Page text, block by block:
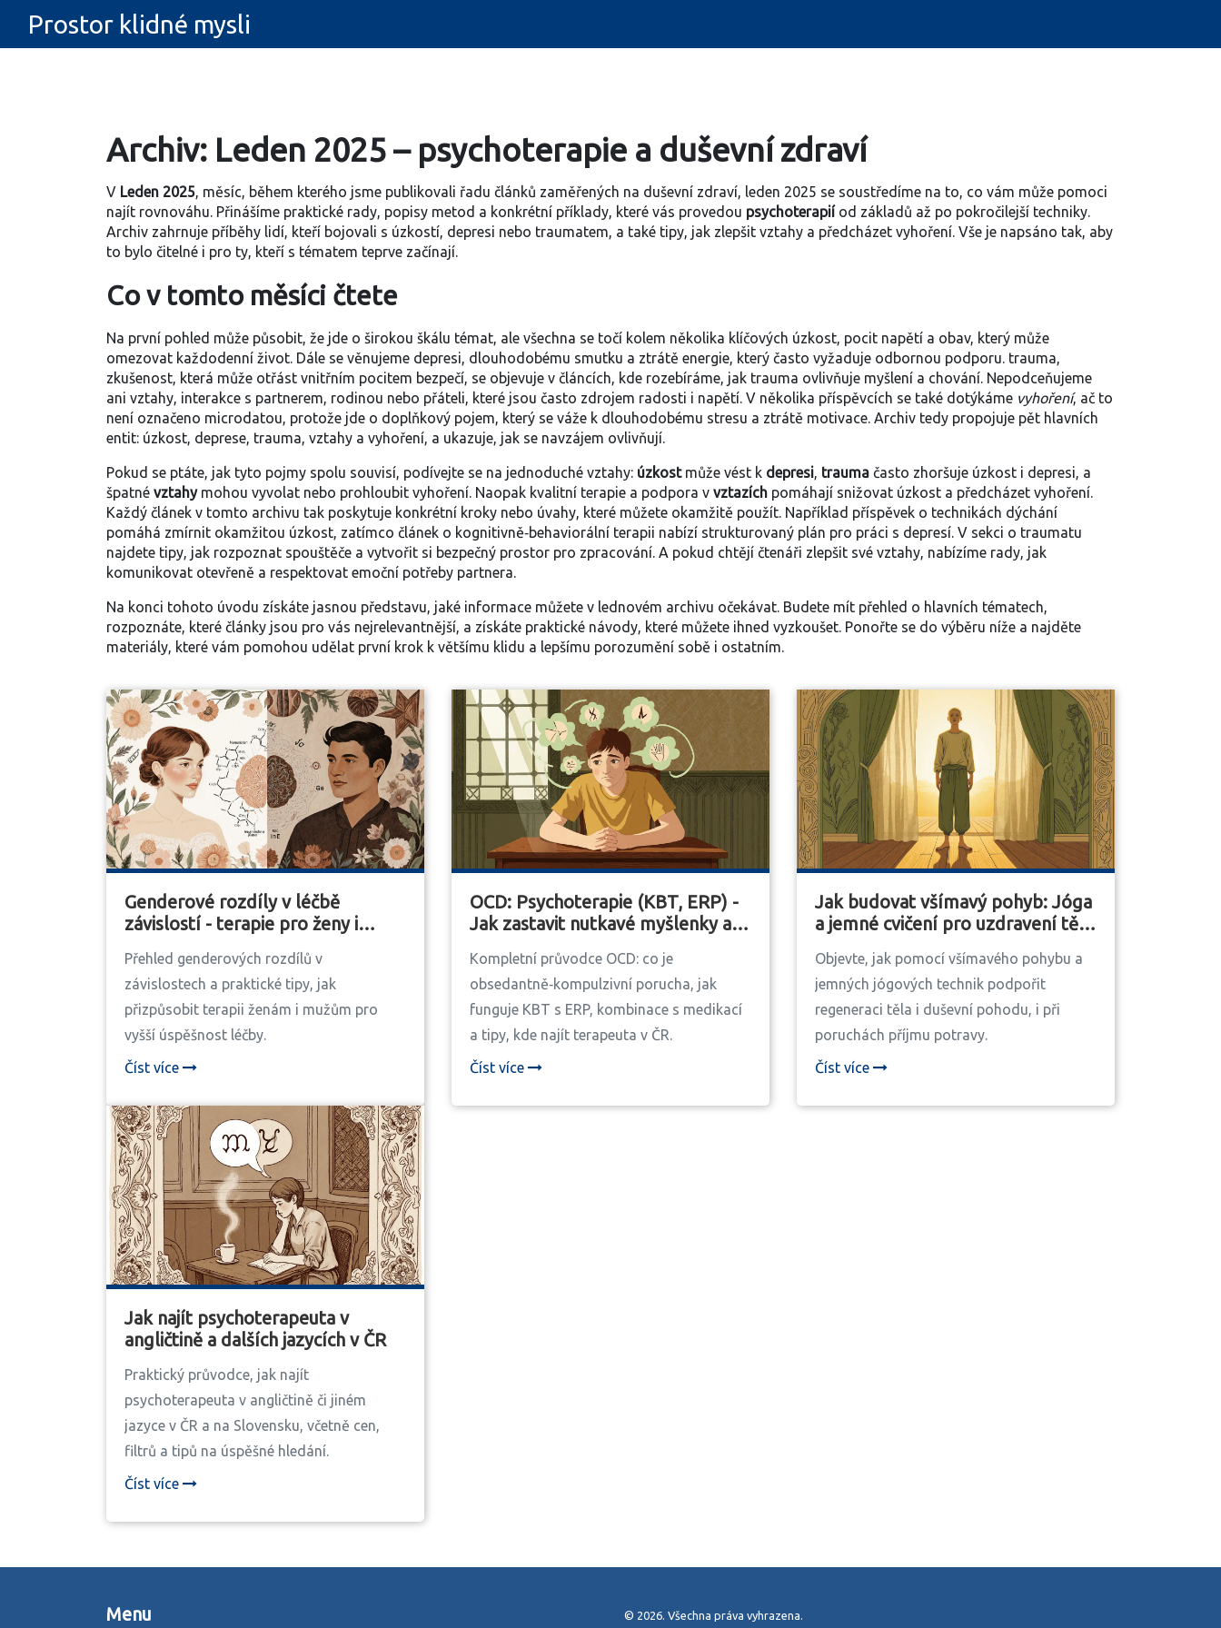
Prostor klidné mysli
Archiv: Leden 2025 – psychoterapie a duševní zdraví
V Leden 2025, měsíc, během kterého jsme publikovali řadu článků zaměřených na duševní zdraví, leden 2025 se soustředíme na to, co vám může pomoci
najít rovnováhu. Přinášíme praktické rady, popisy metod a konkrétní příklady, které vás provedou psychoterapiíod základů až po pokročilejší techniky.
Archiv zahrnuje příběhy lidí, kteří bojovali s úzkostí, depresi nebo traumatem, a také tipy, jak zlepšit vztahy a předcházet vyhoření. Vše je napsáno tak, aby
to bylo čitelné i pro ty, kteří s tématem teprve začínají.
Co v tomto měsíci čtete
Na první pohled může působit, že jde o širokou škálu témat, ale všechna se točí kolem několika klíčových úzkost, pocit napětí a obav, který může
omezovat každodenní život. Dále se věnujeme depresi, dlouhodobému smutku a ztrátě energie, který často vyžaduje odbornou podporu. trauma,
zkušenost, která může otřást vnitřním pocitem bezpečí, se objevuje v článcích, kde rozebíráme, jak trauma ovlivňuje myšlení a chování. Nepodceňujeme
ani vztahy, interakce s partnerem, rodinou nebo přáteli, které jsou často zdrojem radosti i napětí. V několika příspěvcích se také dotýkáme vyhoření, ač to
není označeno microdatou, protože jde o doplňkový pojem, který se váže k dlouhodobému stresu a ztrátě motivace. Archiv tedy propojuje pět hlavních
entit: úzkost, deprese, trauma, vztahy a vyhoření, a ukazuje, jak se navzájem ovlivňují.
Pokud se ptáte, jak tyto pojmy spolu souvisí, podívejte se na jednoduché vztahy: úzkostmůže vést k depresi, trauma často zhoršuje úzkost i depresi, a
špatné vztahymohou vyvolat nebo prohloubit vyhoření. Naopak kvalitní terapie a podpora v vztazích pomáhají snižovat úzkost a předcházet vyhoření.
Každý článek v tomto archivu tak poskytuje konkrétní kroky nebo úvahy, které můžete okamžitě použít. Například příspěvek o technikách dýchání
pomáhá zmírnit okamžitou úzkost, zatímco článek o kognitivně‑behaviorální terapii nabízí strukturovaný plán pro práci s depresí. V sekci o traumatu
najdete tipy, jak rozpoznat spouštěče a vytvořit si bezpečný prostor pro zpracování. A pokud chtějí čtenáři zlepšit své vztahy, nabízíme rady, jak
komunikovat otevřeně a respektovat emoční potřeby partnera.
Na konci tohoto úvodu získáte jasnou představu, jaké informace můžete v lednovém archivu očekávat. Budete mít přehled o hlavních tématech,
rozpoznáte, které články jsou pro vás nejrelevantnější, a získáte praktické návody, které můžete ihned vyzkoušet. Ponořte se do výběru níže a najděte
materiály, které vám pomohou udělat první krok k většímu klidu a lepšímu porozumění sobě i ostatním.
Genderové rozdíly v léčbě
závislostí - terapie pro ženy i
Přehled genderových rozdílů v
závislostech a praktické tipy, jak
přizpůsobit terapii ženám i mužům pro
vyšší úspěšnost léčby.
Číst více
OCD: Psychoterapie (KBT, ERP) -
Jak zastavit nutkavé myšlenky a
Kompletní průvodce OCD: co je
obsedantně‑kompulzivní porucha, jak
funguje KBT s ERP, kombinace s medikací
a tipy, kde najít terapeuta v ČR.
Číst více
Jak budovat všímavý pohyb: Jóga
a jemné cvičení pro uzdravení těla
Objevte, jak pomocí všímavého pohybu a
jemných jógových technik podpořit
regeneraci těla i duševní pohodu, i při
poruchách příjmu potravy.
Číst více
Jak najít psychoterapeuta v
angličtině a dalších jazycích v ČR
Praktický průvodce, jak najít
psychoterapeuta v angličtině či jiném
jazyce v ČR a na Slovensku, včetně cen,
filtrů a tipů na úspěšné hledání.
Číst více
Menu © 2026. Všechna práva vyhrazena.